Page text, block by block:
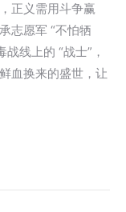
正义需用斗争赢
志愿军 “不怕牺
线上的 “战士”，
血换来的盛世，让